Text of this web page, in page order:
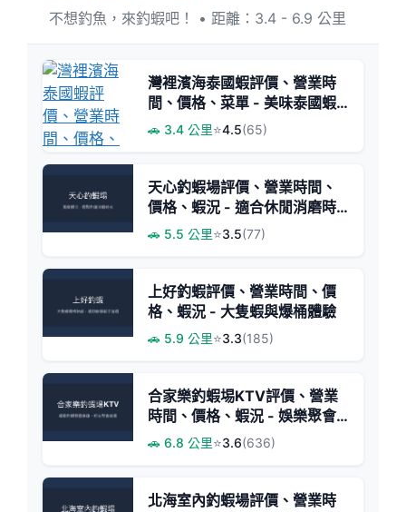
不想釣魚，來釣蝦吧！ • 距離：3.4 - 6.9 公里
灣裡濱海泰國蝦評價、營業時
間、價格、菜單 - 美味泰國蝦
與多樣海鮮料理
🚗 3.4 公里⭐4.5(65)
天心釣蝦場評價、營業時間、
價格、蝦況 - 適合休閒消磨時
🚗 5.5 公里⭐3.5(77)
上好釣蝦評價、營業時間、價
格、蝦況 - 大隻蝦與爆桶體驗
🚗 5.9 公里⭐3.3(185)
合家樂釣蝦埸KTV評價、營業
時間、價格、蝦況 - 娛樂聚會
與釣蝦體驗結合
🚗 6.8 公里⭐3.6(636)
北海室內釣蝦場評價、營業時